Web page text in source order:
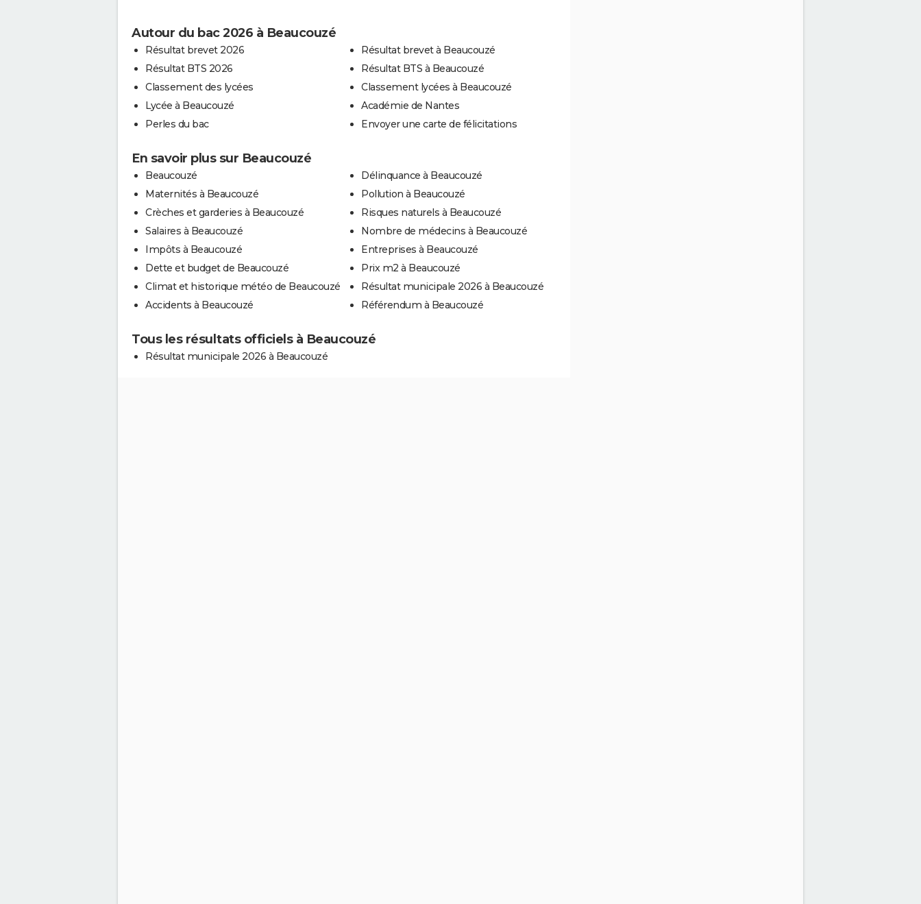
Autour du bac 2026 à Beaucouzé
Résultat brevet 2026
Résultat BTS 2026
Classement des lycées
Lycée à Beaucouzé
Perles du bac
Résultat brevet à Beaucouzé
Résultat BTS à Beaucouzé
Classement lycées à Beaucouzé
Académie de Nantes
Envoyer une carte de félicitations
En savoir plus sur Beaucouzé
Beaucouzé
Maternités à Beaucouzé
Crèches et garderies à Beaucouzé
Salaires à Beaucouzé
Impôts à Beaucouzé
Dette et budget de Beaucouzé
Climat et historique météo de Beaucouzé
Accidents à Beaucouzé
Délinquance à Beaucouzé
Pollution à Beaucouzé
Risques naturels à Beaucouzé
Nombre de médecins à Beaucouzé
Entreprises à Beaucouzé
Prix m2 à Beaucouzé
Résultat municipale 2026 à Beaucouzé
Référendum à Beaucouzé
Tous les résultats officiels à Beaucouzé
Résultat municipale 2026 à Beaucouzé